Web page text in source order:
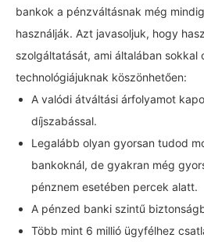
bankok a pénzváltásnak még
használják. Azt javasoljuk, hogy
szolgáltatását, ami általában sokkal
technológiájuknak köszönhetően:
A valódi átváltási árfolyamot
díjszabással.
Legalább olyan gyorsan tudod
bankoknál, de gyakran még
pénznem esetében percek alatt.
A pénzed banki szintű
Több mint 6 millió ügyfélhez